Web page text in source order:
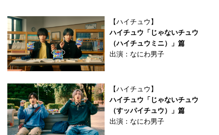
【ハイチュウ】
ハイチュウ「じゃないチュウ
（ハイチュウミニ）」篇
出演：なにわ男子
【ハイチュウ】
ハイチュウ「じゃないチュウ
（すッパイチュウ）」篇
出演：なにわ男子